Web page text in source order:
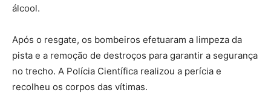
álcool.
Após o resgate, os bombeiros efetuaram a limpeza da
pista e a remoção de destroços para garantir a segurança
no trecho. A Polícia Científica realizou a perícia e
recolheu os corpos das vítimas.